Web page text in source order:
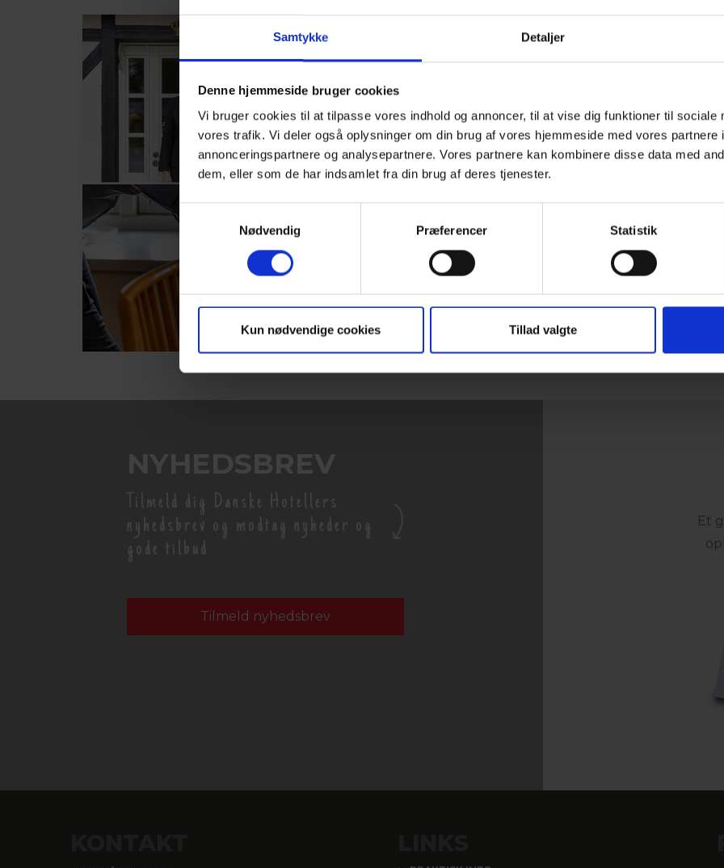
Samtykke Detaljer
Denne hjemmeside bruger cookies
Vi bruger cookies til at tilpasse vores indhold og annoncer, til at vise dig funktioner til sociale
vores trafik. Vi deler også oplysninger om din brug af vores hjemmeside med vores partnere
annonceringspartnere og analysepartnere. Vores partnere kan kombinere disse data med
dem, eller som de har indsamlet fra din brug af deres tjenester.
Nødvendig
Præferencer Statistik
Kun nødvendige cookies Tillad valgte
På Hotel Årslev Kro
Har du, hvad der skal til
mindst spændende miljø
altid velkommen til at
billede til os, mærket "job".
E-mail:sanne.mondrup@
Hotel Årslev Kro
DK 8220 Brabrand
NYHEDSBREV
Tilmeld dig Danske Hotellers
nyhedsbrev og modtag nyheder og
gode tilbud
Tilmeld nyhedsbrev
Et